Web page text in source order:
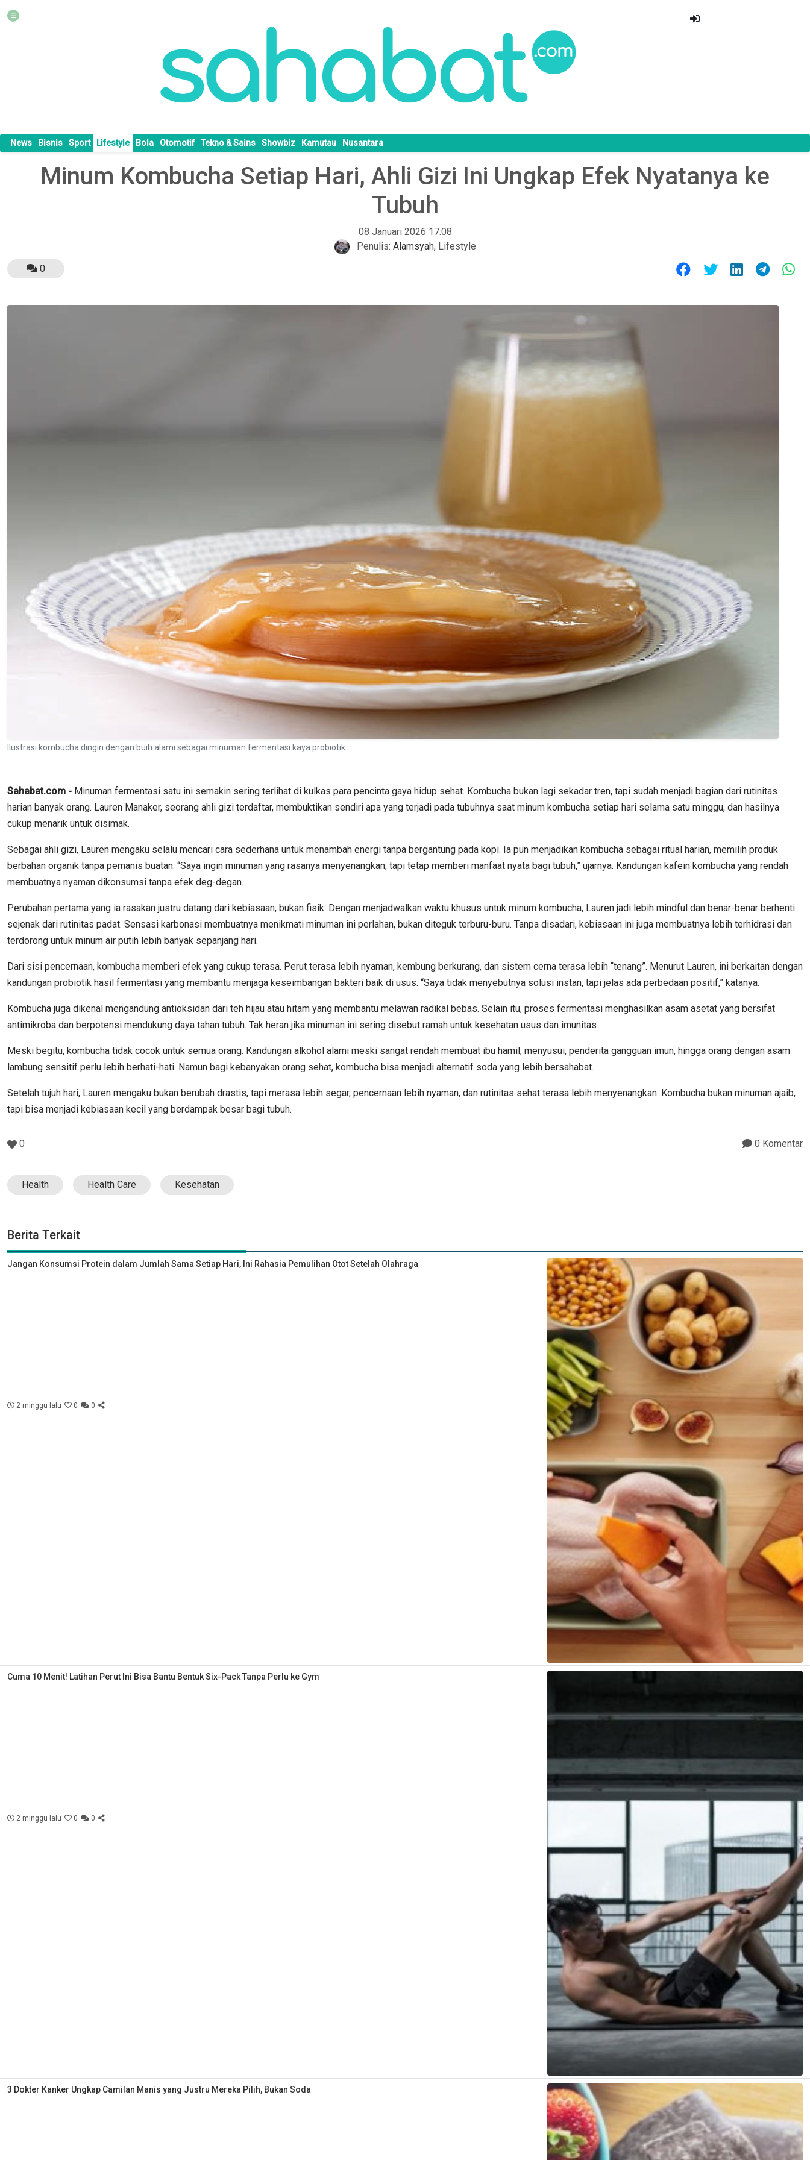
News Bisnis Sport Lifestyle Bola Otomotif Tekno & Sains Showbiz Kamutau Nusantara
Minum Kombucha Setiap Hari, Ahli Gizi Ini Ungkap Efek Nyatanya ke
Tubuh
08 Januari 2026 17:08
Penulis: Alamsyah, Lifestyle
0
Ilustrasi kombucha dingin dengan buih alami sebagai minuman fermentasi kaya probiotik.
Sahabat.com - Minuman fermentasi satu ini semakin sering terlihat di kulkas para pencinta gaya hidup sehat. Kombucha bukan lagi sekadar tren, tapi sudah menjadi bagian dari rutinitas
harian banyak orang. Lauren Manaker, seorang ahli gizi terdaftar, membuktikan sendiri apa yang terjadi pada tubuhnya saat minum kombucha setiap hari selama satu minggu, dan hasilnya
cukup menarik untuk disimak.
Sebagai ahli gizi, Lauren mengaku selalu mencari cara sederhana untuk menambah energi tanpa bergantung pada kopi. Ia pun menjadikan kombucha sebagai ritual harian, memilih produk
berbahan organik tanpa pemanis buatan. “Saya ingin minuman yang rasanya menyenangkan, tapi tetap memberi manfaat nyata bagi tubuh,” ujarnya. Kandungan kafein kombucha yang rendah
membuatnya nyaman dikonsumsi tanpa efek deg-degan.
Perubahan pertama yang ia rasakan justru datang dari kebiasaan, bukan fisik. Dengan menjadwalkan waktu khusus untuk minum kombucha, Lauren jadi lebih mindful dan benar-benar berhenti
sejenak dari rutinitas padat. Sensasi karbonasi membuatnya menikmati minuman ini perlahan, bukan diteguk terburu-buru. Tanpa disadari, kebiasaan ini juga membuatnya lebih terhidrasi dan
terdorong untuk minum air putih lebih banyak sepanjang hari.
Dari sisi pencernaan, kombucha memberi efek yang cukup terasa. Perut terasa lebih nyaman, kembung berkurang, dan sistem cerna terasa lebih “tenang”. Menurut Lauren, ini berkaitan dengan
kandungan probiotik hasil fermentasi yang membantu menjaga keseimbangan bakteri baik di usus. “Saya tidak menyebutnya solusi instan, tapi jelas ada perbedaan positif,” katanya.
Kombucha juga dikenal mengandung antioksidan dari teh hijau atau hitam yang membantu melawan radikal bebas. Selain itu, proses fermentasi menghasilkan asam asetat yang bersifat
antimikroba dan berpotensi mendukung daya tahan tubuh. Tak heran jika minuman ini sering disebut ramah untuk kesehatan usus dan imunitas.
Meski begitu, kombucha tidak cocok untuk semua orang. Kandungan alkohol alami meski sangat rendah membuat ibu hamil, menyusui, penderita gangguan imun, hingga orang dengan asam
lambung sensitif perlu lebih berhati-hati. Namun bagi kebanyakan orang sehat, kombucha bisa menjadi alternatif soda yang lebih bersahabat.
Setelah tujuh hari, Lauren mengaku bukan berubah drastis, tapi merasa lebih segar, pencernaan lebih nyaman, dan rutinitas sehat terasa lebih menyenangkan. Kombucha bukan minuman ajaib,
tapi bisa menjadi kebiasaan kecil yang berdampak besar bagi tubuh.
0 0 Komentar
Health Health Care Kesehatan
Berita Terkait
Jangan Konsumsi Protein dalam Jumlah Sama Setiap Hari, Ini Rahasia Pemulihan Otot Setelah Olahraga
2 minggu lalu 0 0
Cuma 10 Menit! Latihan Perut Ini Bisa Bantu Bentuk Six-Pack Tanpa Perlu ke Gym
2 minggu lalu 0 0
3 Dokter Kanker Ungkap Camilan Manis yang Justru Mereka Pilih, Bukan Soda